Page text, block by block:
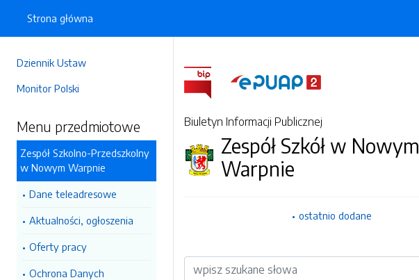
Dziennik Ustaw
Monitor Polski
Menu przedmiotowe
Zespół Szkolno-Przedszkolny
w Nowym Warpnie
Dane teleadresowe
Aktualności, ogłoszenia
Oferty pracy
Ochrona Danych
Strona główna
Biuletyn Informacji Publicznej
Zespół Szkół w Nowym
Warpnie
ostatnio dodane
Wyszukiwarka